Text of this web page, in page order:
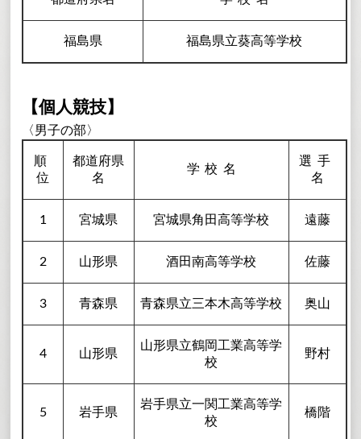
福島県 福島県立葵高等学校
【個人競技】
〈男子の部〉
順
位
都道府県
名
学校 名
選手
名
1 宮城県 宮城県角田高等学校 遠藤
2 山形県 酒田南高等学校 佐藤
3 青森県 青森県立三本木高等学校 奥山
4 山形県
山形県立鶴岡工業高等学
校
野村
5 岩手県
岩手県立一関工業高等学
校
橋階